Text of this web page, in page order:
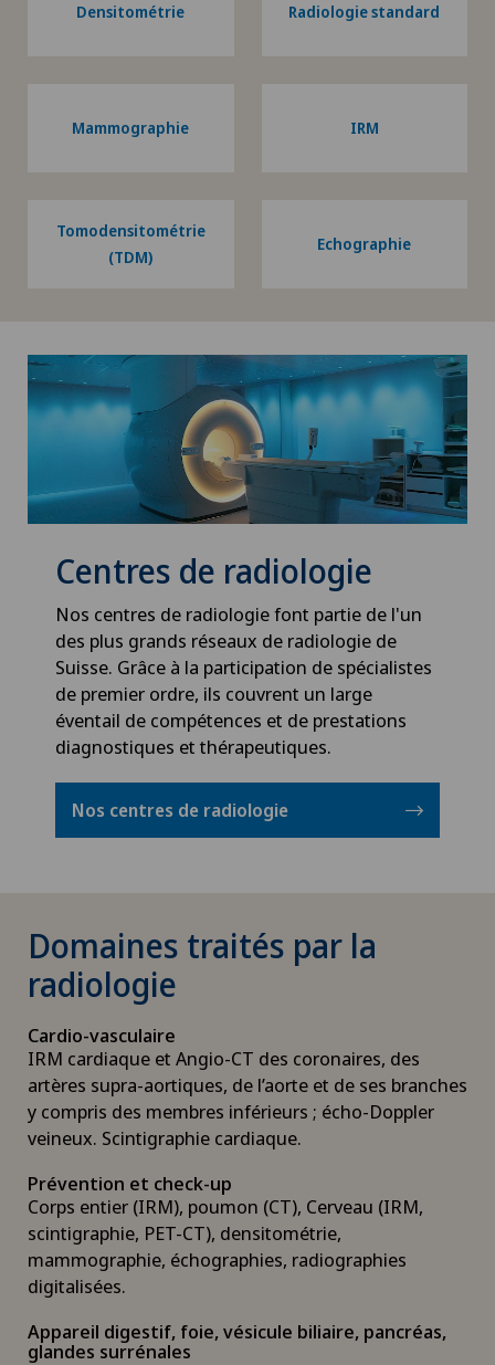
Densitométrie Radiologie standard
Mammographie IRM
Tomodensitométrie
(TDM)
Echographie
Centres de radiologie
Nos centres de radiologie font partie de l'un
des plus grands réseaux de radiologie de
Suisse. Grâce à la participation de spécialistes
de premier ordre, ils couvrent un large
éventail de compétences et de prestations
diagnostiques et thérapeutiques.
Nos centres de radiologie
Domaines traités par la
radiologie
Cardio-vasculaire
IRM cardiaque et Angio-CT des coronaires, des
artères supra-aortiques, de l’aorte et de ses branches
y compris des membres inférieurs ; écho-Doppler
veineux. Scintigraphie cardiaque.
Prévention et check-up
Corps entier (IRM), poumon (CT), Cerveau (IRM,
scintigraphie, PET-CT), densitométrie,
mammographie, échographies, radiographies
digitalisées.
Appareil digestif, foie, vésicule biliaire, pancréas,
glandes surrénales